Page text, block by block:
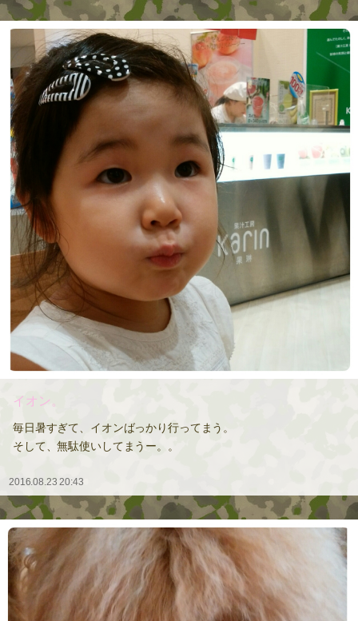
イオン。
毎日暑すぎて、イオンばっかり行ってまう。
そして、無駄使いしてまうー。。
2016.08.23 20:43